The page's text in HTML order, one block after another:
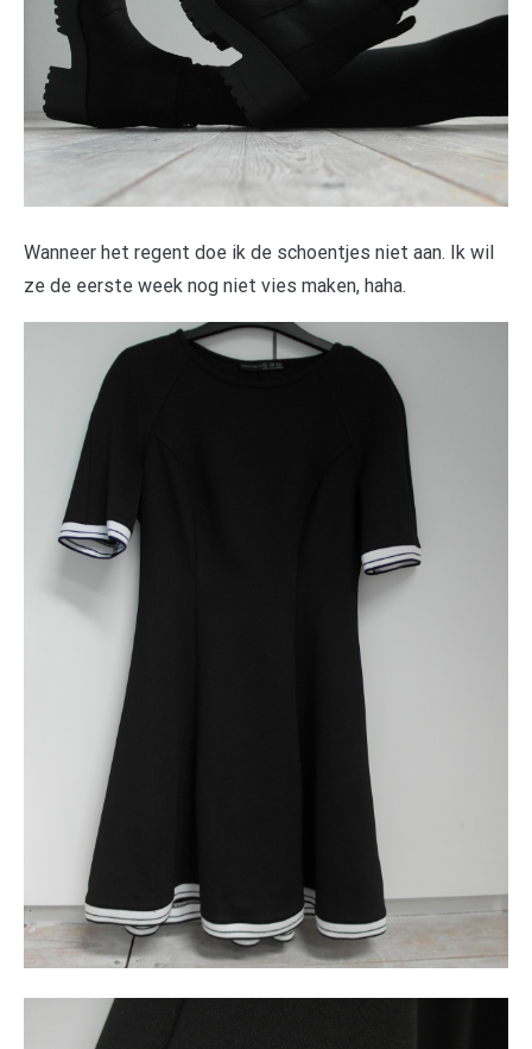
Wanneer het regent doe ik de schoentjes niet aan. Ik wil
ze de eerste week nog niet vies maken, haha.